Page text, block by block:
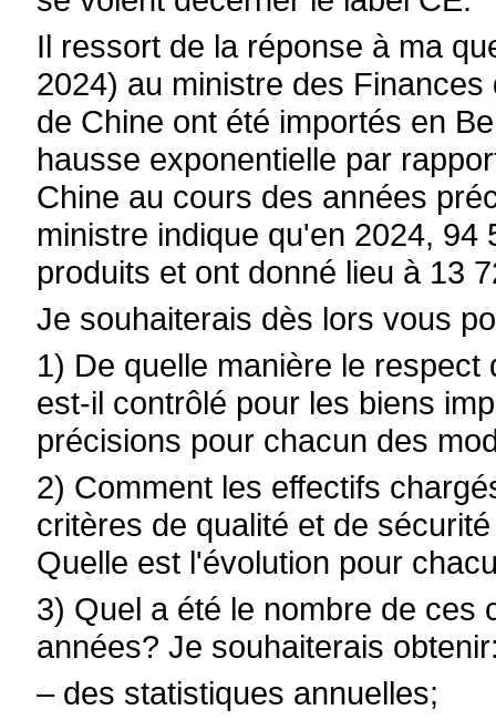
Il ressort de la réponse à ma
2024) au ministre des
de Chine ont été importés en
hausse exponentielle par
Chine au cours des années
ministre indique qu'en 2024,
produits et ont donné lieu à 13
Je souhaiterais dès lors vous
1) De quelle manière le
est-il contrôlé pour les biens
précisions pour chacun des
2) Comment les effectifs
critères de qualité et de
Quelle est l'évolution pour
3) Quel a été le nombre de ces
années? Je souhaiterais
– des statistiques annuelles;